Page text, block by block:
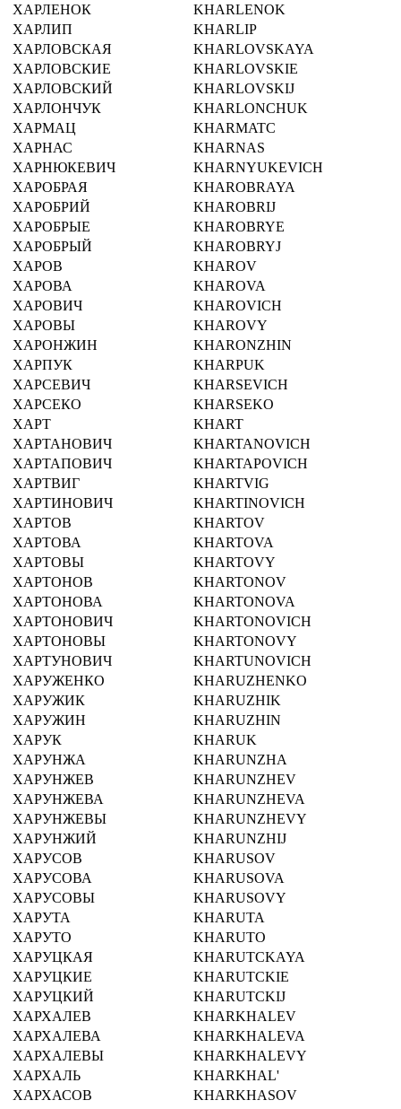
ХАРЛЕНОК
KHARLENOK
ХАРЛИП
KHARLIP
ХАРЛОВСКАЯ
KHARLOVSKAYA
ХАРЛОВСКИЕ
KHARLOVSKIE
ХАРЛОВСКИЙ
KHARLOVSKIJ
ХАРЛОНЧУК
KHARLONCHUK
ХАРМАЦ
KHARMATC
ХАРНАС
KHARNAS
ХАРНЮКЕВИЧ
KHARNYUKEVICH
ХАРОБРАЯ
KHAROBRAYA
ХАРОБРИЙ
KHAROBRIJ
ХАРОБРЫЕ
KHAROBRYE
ХАРОБРЫЙ
KHAROBRYJ
ХАРОВ
KHAROV
ХАРОВА
KHAROVA
ХАРОВИЧ
KHAROVICH
ХАРОВЫ
KHAROVY
ХАРОНЖИН
KHARONZHIN
ХАРПУК
KHARPUK
ХАРСЕВИЧ
KHARSEVICH
ХАРСЕКО
KHARSEKO
ХАРТ
KHART
ХАРТАНОВИЧ
KHARTANOVICH
ХАРТАПОВИЧ
KHARTAPOVICH
ХАРТВИГ
KHARTVIG
ХАРТИНОВИЧ
KHARTINOVICH
ХАРТОВ
KHARTOV
ХАРТОВА
KHARTOVA
ХАРТОВЫ
KHARTOVY
ХАРТОНОВ
KHARTONOV
ХАРТОНОВА
KHARTONOVA
ХАРТОНОВИЧ
KHARTONOVICH
ХАРТОНОВЫ
KHARTONOVY
ХАРТУНОВИЧ
KHARTUNOVICH
ХАРУЖЕНКО
KHARUZHENKO
ХАРУЖИК
KHARUZHIK
ХАРУЖИН
KHARUZHIN
ХАРУК
KHARUK
ХАРУНЖА
KHARUNZHA
ХАРУНЖЕВ
KHARUNZHEV
ХАРУНЖЕВА
KHARUNZHEVA
ХАРУНЖЕВЫ
KHARUNZHEVY
ХАРУНЖИЙ
KHARUNZHIJ
ХАРУСОВ
KHARUSOV
ХАРУСОВА
KHARUSOVA
ХАРУСОВЫ
KHARUSOVY
ХАРУТА
KHARUTA
ХАРУТО
KHARUTO
ХАРУЦКАЯ
KHARUTCKAYA
ХАРУЦКИЕ
KHARUTCKIE
ХАРУЦКИЙ
KHARUTCKIJ
ХАРХАЛЕВ
KHARKHALEV
ХАРХАЛЕВА
KHARKHALEVA
ХАРХАЛЕВЫ
KHARKHALEVY
ХАРХАЛЬ
KHARKHAL'
ХАРХАСОВ
KHARKHASOV